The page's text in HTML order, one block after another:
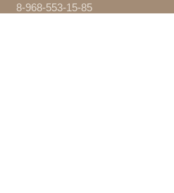
8-968-553-15-85